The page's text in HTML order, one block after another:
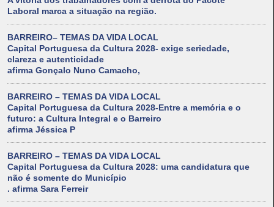
Laboral marca a situação na região.
BARREIRO– TEMAS DA VIDA LOCAL
Capital Portuguesa da Cultura 2028- exige seriedade,
clareza e autenticidade
afirma Gonçalo Nuno Camacho,
BARREIRO – TEMAS DA VIDA LOCAL
Capital Portuguesa da Cultura 2028-Entre a memória e o
futuro: a Cultura Integral e o Barreiro
afirma Jéssica P
BARREIRO – TEMAS DA VIDA LOCAL
Capital Portuguesa da Cultura 2028: uma candidatura que
não é somente do Município
. afirma Sara Ferreir